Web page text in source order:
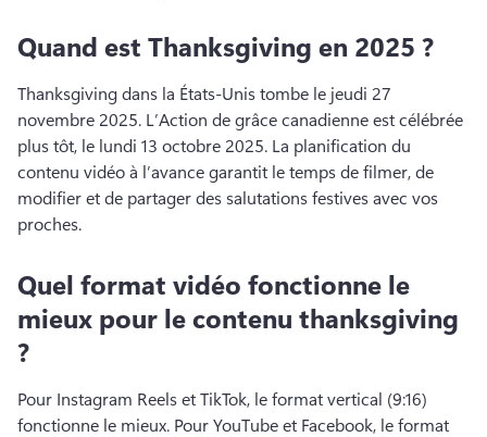
Quand est Thanksgiving en 2025 ?
Thanksgiving dans la États-Unis tombe le jeudi 27
novembre 2025. L’Action de grâce canadienne est célébrée
plus tôt, le lundi 13 octobre 2025. La planification du
contenu vidéo à l’avance garantit le temps de filmer, de
modifier et de partager des salutations festives avec vos
proches.
Quel format vidéo fonctionne le
mieux pour le contenu thanksgiving
?
Pour Instagram Reels et TikTok, le format vertical (9:16)
fonctionne le mieux. Pour YouTube et Facebook, le format